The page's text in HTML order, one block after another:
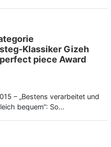
Klassiker Gizeh
piece Award
– „Bestens verarbeitet und
bequem“: So…